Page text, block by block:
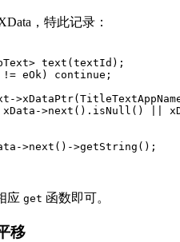
，特此记录：
text (textId) ;
eOk) continue ;
>xDataPtr
>next (). isNull () ||
>next ()->getString ();
应 get 函数即可。
移